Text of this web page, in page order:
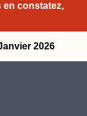
constatez,
2026